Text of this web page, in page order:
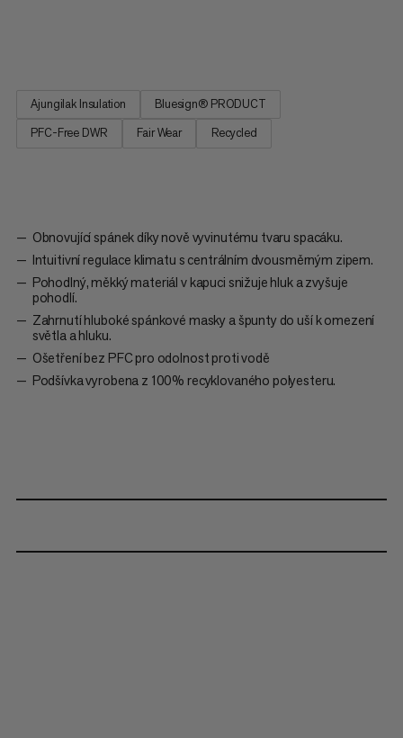
Ajungilak Insulation
Bluesign® PRODUCT
PFC-Free DWR
Fair Wear Recycled
Obnovující spánek díky nově vyvinutému tvaru spacáku.
Intuitivní regulace klimatu s centrálním dvousměrným zipem.
Pohodlný, měkký materiál v kapuci snižuje hluk a zvyšuje
pohodlí.
Zahrnutí hluboké spánkové masky a špunty do uší k omezení
světla a hluku.
Ošetření bez PFC pro odolnost proti vodě
Podšívka vyrobena z 100% recyklovaného polyesteru.